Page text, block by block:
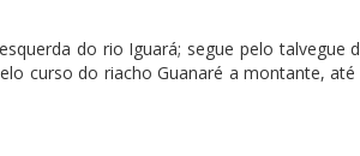
do rio Iguará; segue pelo
curso do riacho Guanaré a montante,